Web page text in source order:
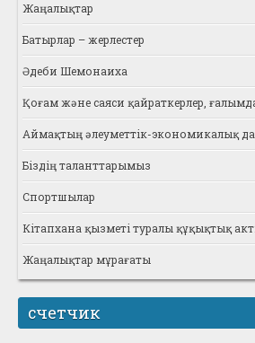
Жаңалықтар
Батырлар – жерлестер
Әдеби Шемонаиха
Қоғам және саяси қайраткерлер,
Аймақтың әлеуметтік-экономикалық
Біздің таланттарымыз
Спортшылар
Кітапхана қызметі туралы құқықтық
Жаңалықтар мұрағаты
счетчик